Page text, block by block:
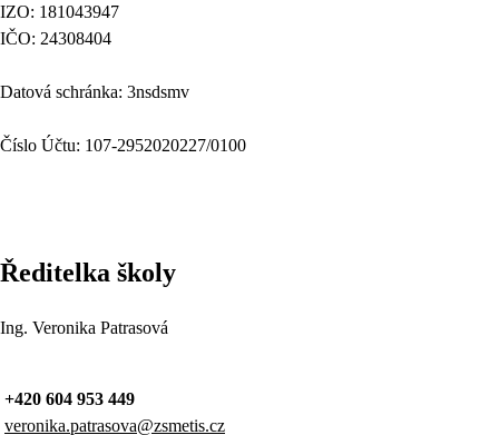
IZO: 181043947
IČO: 24308404
Datová schránka: 3nsdsmv
Číslo Účtu: 107-2952020227/0100
Ředitelka školy
Ing. Veronika Patrasová
+420 604 953 449
veronika.patrasova@zsmetis.cz